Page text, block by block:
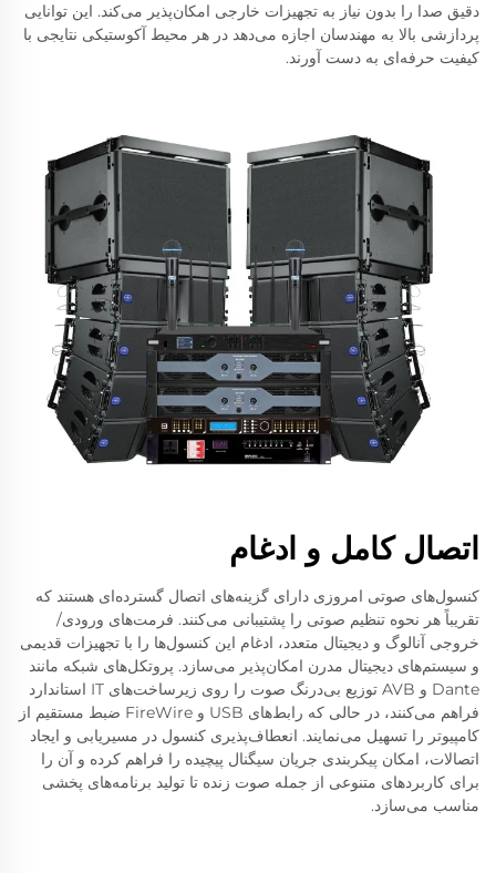
دقیق صدا را بدون نیاز به تجهیزات خارجی امکان‌پذیر می‌کند. این توانایی
پردازشی بالا به مهندسان اجازه می‌دهد در هر محیط آکوستیکی نتایجی با
کیفیت حرفه‌ای به دست آورند.
اتصال کامل و ادغام
کنسول‌های صوتی امروزی دارای گزینه‌های اتصال گسترده‌ای هستند که
تقریباً هر نحوه تنظیم صوتی را پشتیبانی می‌کنند. فرمت‌های ورودی/
خروجی آنالوگ و دیجیتال متعدد، ادغام این کنسول‌ها را با تجهیزات قدیمی
و سیستم‌های دیجیتال مدرن امکان‌پذیر می‌سازد. پروتکل‌های شبکه مانند
Dante و AVB توزیع بی‌درنگ صوت را روی زیرساخت‌های IT استاندارد
فراهم می‌کنند، در حالی که رابط‌های USB و FireWire ضبط مستقیم از
کامپیوتر را تسهیل می‌نمایند. انعطاف‌پذیری کنسول در مسیریابی و ایجاد
اتصالات، امکان پیکربندی جریان سیگنال پیچیده را فراهم کرده و آن را
برای کاربردهای متنوعی از جمله صوت زنده تا تولید برنامه‌های پخشی
مناسب می‌سازد.